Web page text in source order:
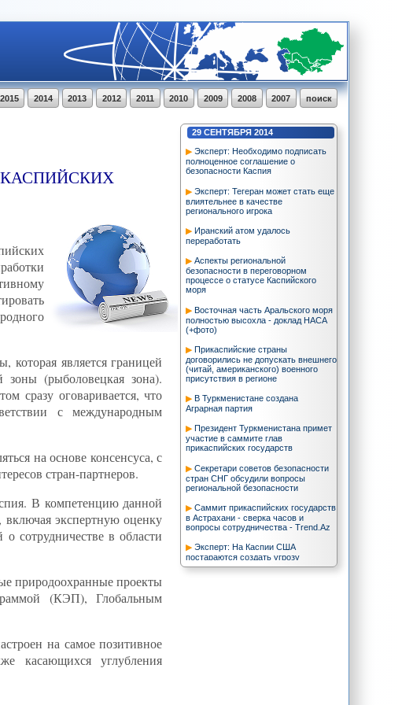
поиск
2007
2008
2009
2010
2011
2012
2013
2014
2015
29 СЕНТЯБРЯ 2014
Эксперт: Необходимо подписать
полноценное соглашение о
безопасности Каспия
Эксперт: Тегеран может стать еще
влиятельнее в качестве
регионального игрока
Иранский атом удалось
переработать
Аспекты региональной
безопасности в переговорном
процессе о статусе Каспийского
моря
Восточная часть Аральского моря
полностью высохла - доклад НАСА
(+фото)
Прикаспийские страны
договорились не допускать внешнего
(читай, американского) военного
присутствия в регионе
В Туркменистане создана
Аграрная партия
Президент Туркменистана примет
участие в саммите глав
прикаспийских государств
Секретари советов безопасности
стран СНГ обсудили вопросы
региональной безопасности
Саммит прикаспийских государств
в Астрахани - сверка часов и
вопросы сотрудничества - Trend.Az
Эксперт: На Каспии США
постараются создать угрозу
безопасности Туркменистана -
которая является границей
зоны (рыболовецкая зона).
сразу оговаривается, что
с международным
на основе консенсуса, с
стран-партнеров.
В компетенцию данной
включая экспертную оценку
сотрудничестве в области
природоохранные проекты
(КЭП), Глобальным
на самое позитивное
касающихся углубления